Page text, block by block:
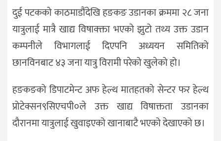
दुई पटकको काठमाडौंदेखि हङकङ उडानका क्रममा २८ जना
यात्रुलाई मात्रै खाद्य विषाक्क्ता भएको झुटो तथ्य उक्त उडान
कम्पनीले विभागलाई दिएपनि अध्ययन समितिको
छानविनबाट ४३ जना यात्रु विरामी परेको खुलेको हो।
हङकङको डिपाटमेन्ट अफ हेल्थ मातहतको सेन्टर फर हेल्थ
प्रोटेक्सन९सिएचपी०ले उक्त खाद्य विषाक्तता उडानका
दौरानमा यात्रुलाई खुवाइएको खानाबाटै भएको देखाएको छ।